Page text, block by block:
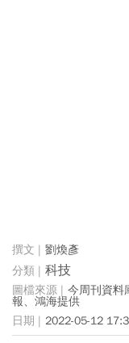
劉煥彥
科技
今周刊資料
報、鴻海提供
2022-05-12